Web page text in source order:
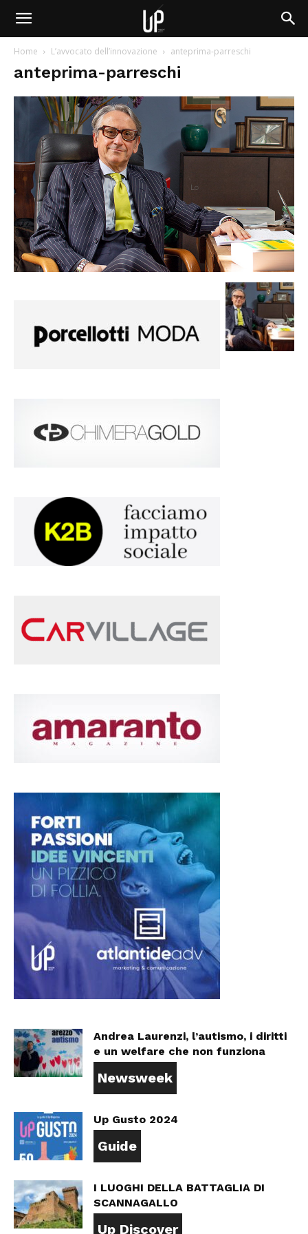
Home L’avvocato dell’innovazione anteprima-parreschi
anteprima-parreschi
Andrea Laurenzi, l’autismo, i diritti
e un welfare che non funziona
Newsweek
Up Gusto 2024
Guide
I LUOGHI DELLA BATTAGLIA DI
SCANNAGALLO
Up Discover